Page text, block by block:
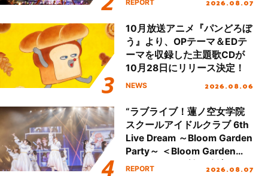
REPORT
10月放送アニメ『パンどろぼ
う』より、OPテーマ＆EDテ
ーマを収録した主題歌CDが
10月28日にリリース決定！
NEWS 2026.08.06
“ラブライブ！蓮ノ空女学院
スクールアイドルクラブ 6th
Live Dream ～Bloom Garden
Party～ ＜Bloom Garden
Party Stage／埼玉公演＞”
REPORT 2026.08.07